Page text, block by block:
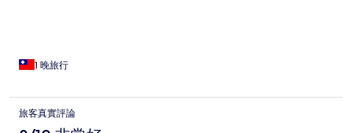
1 晚旅行
旅客真實評論